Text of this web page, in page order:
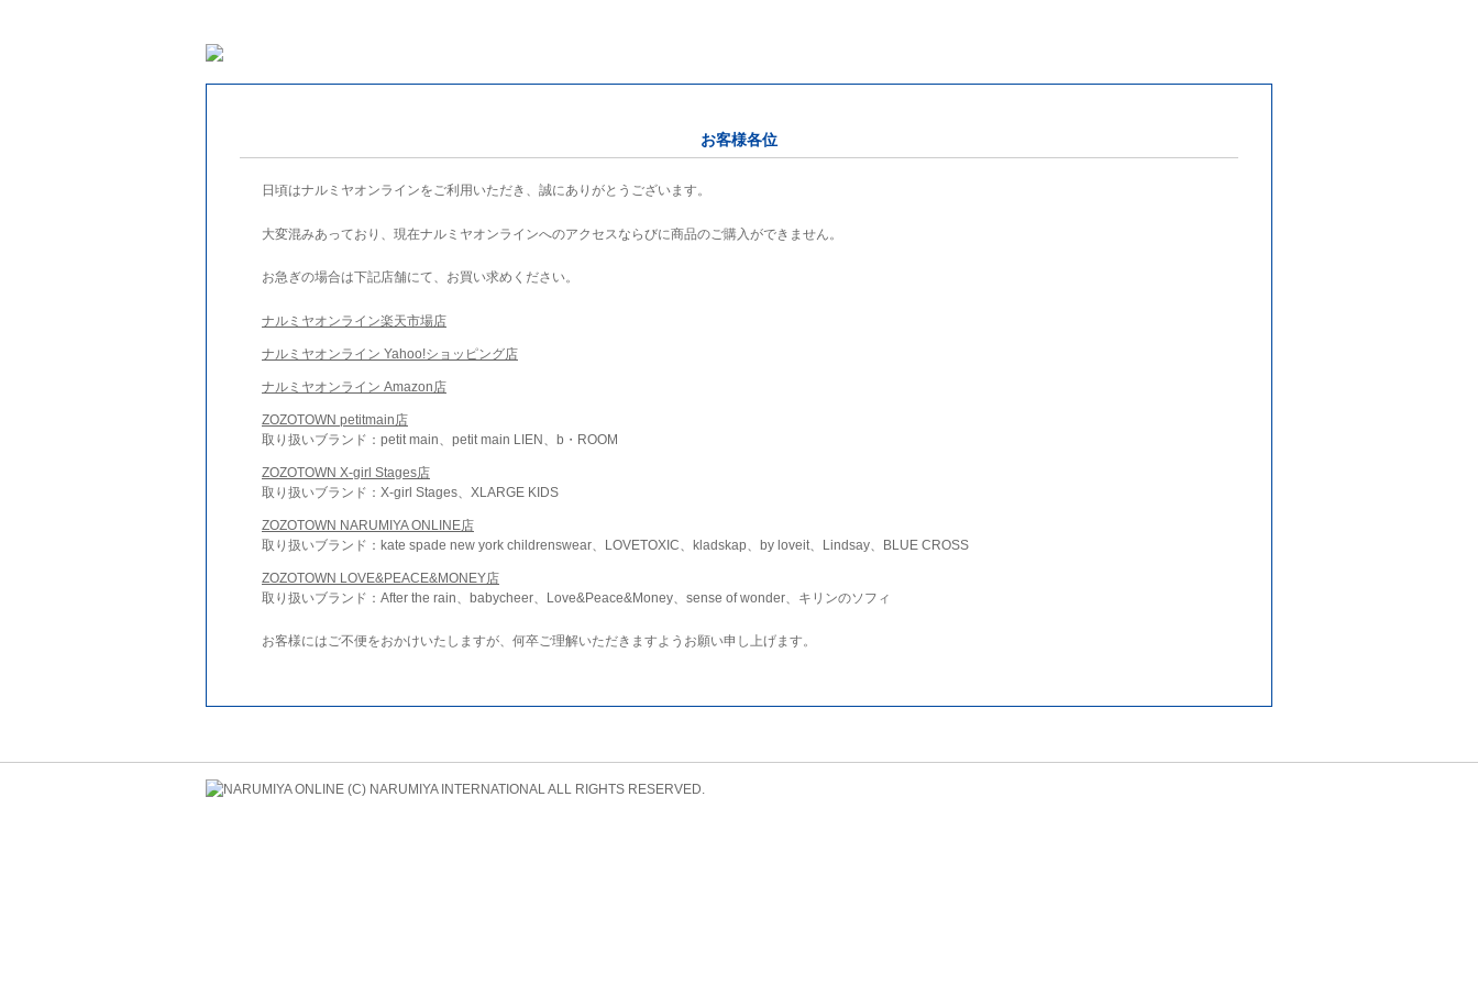
お客様各位
日頃はナルミヤオンラインをご利用いただき、誠にありがとうございます。
大変混みあっており、現在ナルミヤオンラインへのアクセスならびに商品のご購入ができません。
お急ぎの場合は下記店舗にて、お買い求めください。
ナルミヤオンライン楽天市場店
ナルミヤオンライン Yahoo!ショッピング店
ナルミヤオンライン Amazon店
ZOZOTOWN petitmain店
取り扱いブランド：petit main、petit main LIEN、b・ROOM
ZOZOTOWN X-girl Stages店
取り扱いブランド：X-girl Stages、XLARGE KIDS
ZOZOTOWN NARUMIYA ONLINE店
取り扱いブランド：kate spade new york childrenswear、LOVETOXIC、kladskap、by loveit、Lindsay、BLUE CROSS
ZOZOTOWN LOVE&PEACE&MONEY店
取り扱いブランド：After the rain、babycheer、Love&Peace&Money、sense of wonder、キリンのソフィ
お客様にはご不便をおかけいたしますが、何卒ご理解いただきますようお願い申し上げます。